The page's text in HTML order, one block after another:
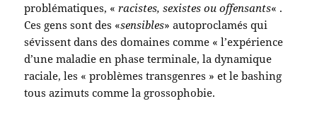
problématiques, «racistes, sexistes ou offensants« .
Ces gens sont des «sensibles» autoproclamés qui
sévissent dans des domaines comme « l’expérience
d’une maladie en phase terminale, la dynamique
raciale, les « problèmes transgenres » et le bashing
tous azimuts comme la grossophobie.